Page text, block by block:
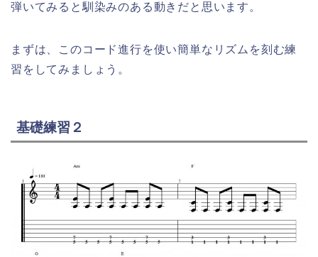
弾いてみると馴染みのある動きだと思います。
まずは、このコード進行を使い簡単なリズムを刻む練
習をしてみましょう。
基礎練習２